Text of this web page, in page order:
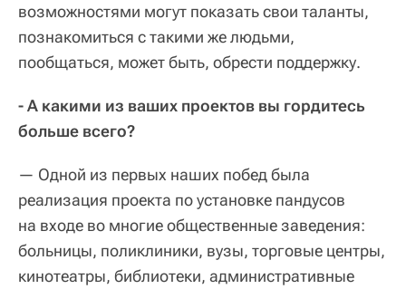
возможностями могут показать свои таланты,
познакомиться с такими же людьми,
пообщаться, может быть, обрести поддержку.
- А какими из ваших проектов вы гордитесь
больше всего?
— Одной из первых наших побед была
реализация проекта по установке пандусов
на входе во многие общественные заведения:
больницы, поликлиники, вузы, торговые центры,
кинотеатры, библиотеки, административные